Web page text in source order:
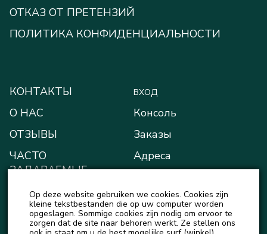
ОТКАЗ ОТ ПРЕТЕНЗИЙ
ПОЛИТИКА КОНФИДЕНЦИАЛЬНОСТИ
КОНТАКТЫ
О НАС
ОТЗЫВЫ
ЧАСТО
ЗАДАВАЕМЫЕ
БЛОГ
НОВОСТИ
ВХОД
Консоль
Заказы
Адреса
Мой кошелёк
Детали учётной записи
Op deze website gebruiken we cookies. Cookies zijn
kleine tekstbestanden die op uw computer worden
opgeslagen. Sommige cookies zijn nodig om ervoor te
zorgen dat de site naar behoren werkt. Ze stellen ons